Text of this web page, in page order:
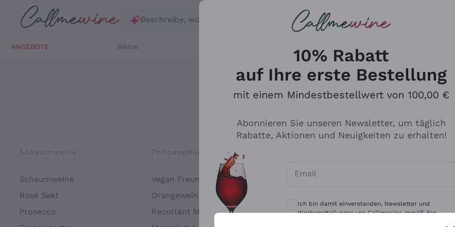
Zum Hauptinhalt springen
Beschreibe, wonach du suchst
ANGEBOTE Weine
Schaumweine
Schaumweine
Rosé Sekt
Prosecco
Philosophien
Vegan Freundlich
Orangewein
Recoltant Manipulant
Antinori
Ca' del Bosco
Gavi
10% Rabatt
auf Ihre erste Bestellung
mit einem Mindestbestellwert von 100,00 €
Abonnieren Sie unseren Newsletter, um täglich
Rabatte, Aktionen und Neuigkeiten zu erhalten!
Email
Optionale Einwilligungen zum Erhalt von
Ich bin damit einverstanden, Newsletter und
Werbemitteilungen von Callmewine gemäß den -